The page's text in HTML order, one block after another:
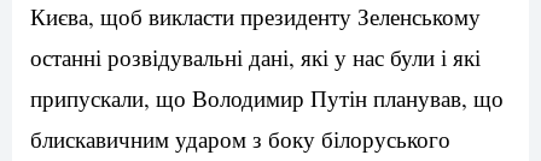
Києва, щоб викласти президенту Зеленському
останні розвідувальні дані, які у нас були і які
припускали, що Володимир Путін планував, що
блискавичним ударом з боку білоруського